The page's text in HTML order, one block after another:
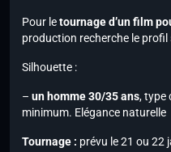
Pour letournage d’un film
production recherche le profil
Silhouette :
– un homme 30/35 ans, type
minimum. Elégance naturelle
Tournage : prévu le 21 ou 22